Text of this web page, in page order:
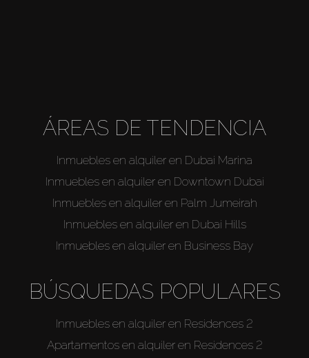
ÁREAS DE TENDENCIA
Inmuebles en alquiler en Dubai Marina
Inmuebles en alquiler en Downtown Dubai
Inmuebles en alquiler en Palm Jumeirah
Inmuebles en alquiler en Dubai Hills
Inmuebles en alquiler en Business Bay
BÚSQUEDAS POPULARES
Inmuebles en alquiler en Residences 2
Apartamentos en alquiler en Residences 2